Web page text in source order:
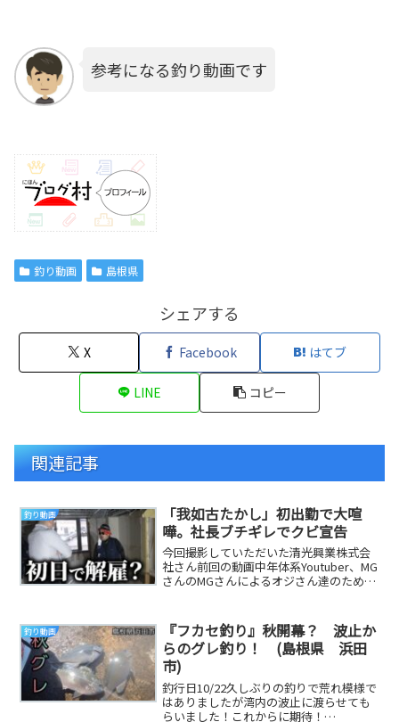
参考になる釣り動画です
釣り動画 島根県
シェアする
X Facebook はてブ
LINE コピー
関連記事
釣り動画
「我如古たかし」初出勤で大喧
嘩。社長ブチギレでクビ宣告
今回撮影していただいた清光興業株式会
社さん前回の動画中年体系Youtuber、MG
さんのMGさんによるオジさん達のための
釣り動画
『フカセ釣り』秋開幕？ 波止か
らのグレ釣り！ (島根県 浜田
市)
釣行日10/22久しぶりの釣りで荒れ模様で
はありましたが湾内の波止に渡らせても
らいました！これからに期待！